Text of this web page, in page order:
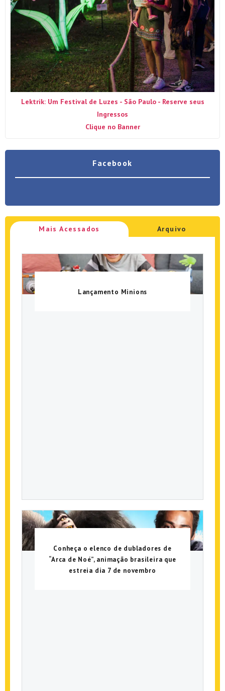
Lektrik: Um Festival de Luzes - São Paulo - Reserve seus
Ingressos
Clique no Banner
Facebook
Mais Acessados Arquivo
Lançamento Minions
Conheça o elenco de dubladores de
“Arca de Noé”, animação brasileira que
estreia dia 7 de novembro